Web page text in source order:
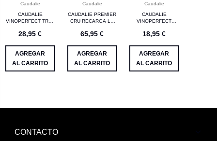
Caudalie
CAUDALIE
VINOPERFECT TRAT
15 ML
28,95 €
AGREGAR
AL CARRITO
Caudalie
CAUDALIE PREMIER
CRU RECARGA LA
65,95 €
AGREGAR
AL CARRITO
Caudalie
CAUDALIE
VINOPERFECT
MICROPEELING 100
18,95 €
AGREGAR
AL CARRITO
CONTACTO